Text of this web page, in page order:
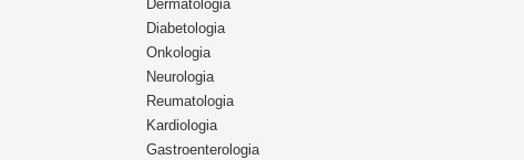
Dermatologia
Diabetologia
Onkologia
Neurologia
Reumatologia
Kardiologia
Gastroenterologia